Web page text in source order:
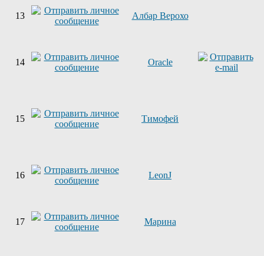
13 Албар Верохо
14 Oracle
15 Тимофей
16 LeonJ
17 Марина